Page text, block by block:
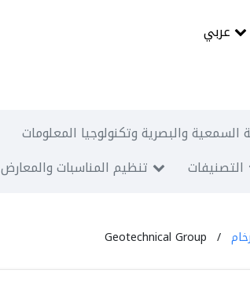
السمعية والبصرية وتكنولوجيا المعلومات
تنظيم المناسبات والمعارض التصنيفات
Geotechnical Group